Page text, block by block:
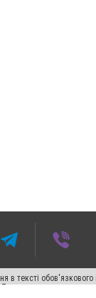
в тексті
Порушення виняткових